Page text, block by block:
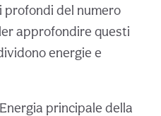
profondi del numero
approfondire questi
energie e
principale della